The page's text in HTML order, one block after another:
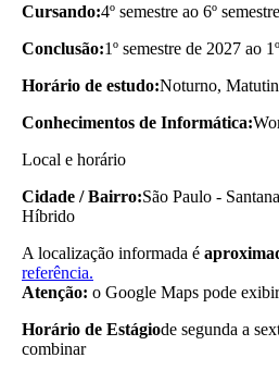
Cursando:4º semestre ao 6º
Conclusão:1º semestre de 2027 ao
Horário de estudo:Noturno,
Conhecimentos de Informática:
Local e horário
Cidade / Bairro:São Paulo - Santana
Híbrido
A localização informada é
referência.
Atenção: o Google Maps pode
Horário de Estágiode segunda a
combinar